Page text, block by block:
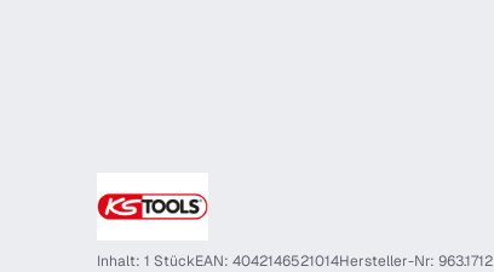
Inhalt: 1 StückEAN: 4042146521014Hersteller-Nr: 963.1712